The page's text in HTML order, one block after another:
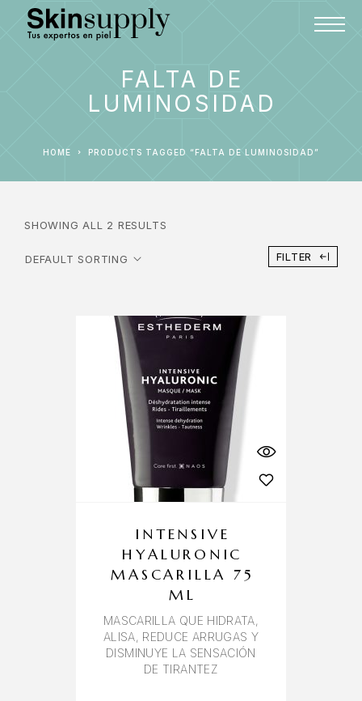
FALTA DE
LUMINOSIDAD
HOME PRODUCTS TAGGED “FALTA DE LUMINOSIDAD”
SHOWING ALL 2 RESULTS
FILTER
INTENSIVE
HYALURONIC
MASCARILLA 75
ML
MASCARILLA QUE HIDRATA,
ALISA, REDUCE ARRUGAS Y
DISMINUYE LA SENSACIÓN
DE TIRANTEZ